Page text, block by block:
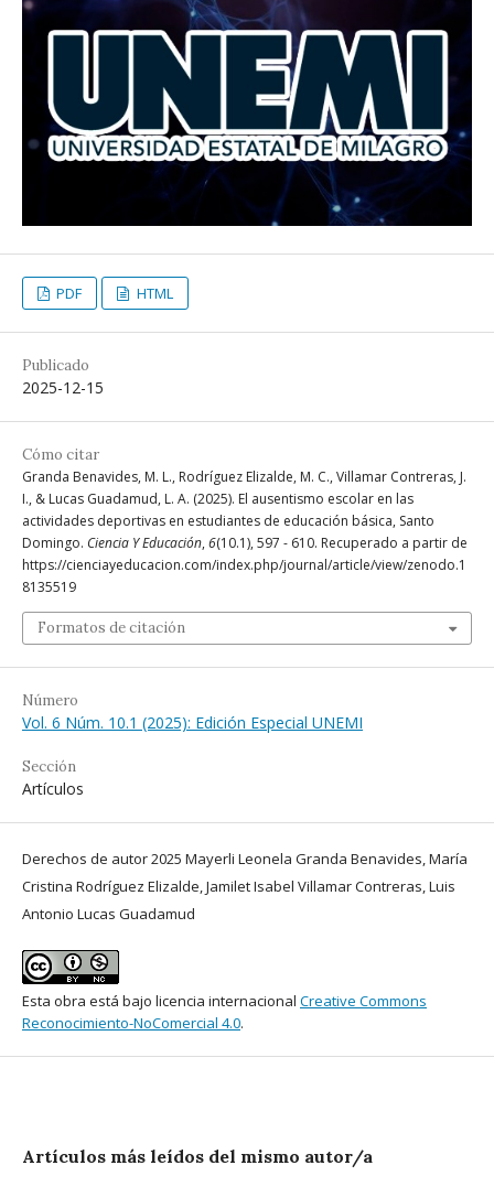
PDF HTML
Publicado
2025-12-15
Cómo citar
Granda Benavides, M. L., Rodríguez Elizalde, M. C., Villamar Contreras, J.
I., & Lucas Guadamud, L. A. (2025). El ausentismo escolar en las
actividades deportivas en estudiantes de educación básica, Santo
Domingo. Ciencia Y Educación, 6(10.1), 597 - 610. Recuperado a partir de
https://cienciayeducacion.com/index.php/journal/article/view/zenodo.1
8135519
Formatos de citación
Número
Vol. 6 Núm. 10.1 (2025): Edición Especial UNEMI
Sección
Artículos
Derechos de autor 2025 Mayerli Leonela Granda Benavides, María
Cristina Rodríguez Elizalde, Jamilet Isabel Villamar Contreras, Luis
Antonio Lucas Guadamud
Esta obra está bajo licencia internacional Creative Commons
Reconocimiento-NoComercial 4.0.
Artículos más leídos del mismo autor/a